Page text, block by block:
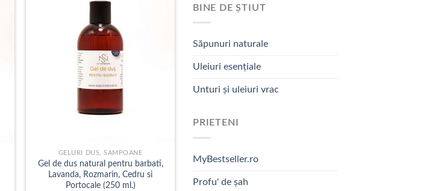
GELURI DUS, SAMPOANE
Gel de dus natural pentru barbati,
Lavanda, Rozmarin, Cedru si
Portocale (250 ml.)
BINE DE ȘTIUT
Săpunuri naturale
Uleiuri esențiale
Unturi și uleiuri vrac
PRIETENI
MyBestseller.ro
Profu' de șah